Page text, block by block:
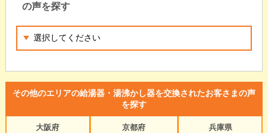
の声を探す
その他のエリアの給湯器・湯沸かし器を交換されたお客さまの声
を探す
大阪府
京都府
兵庫県